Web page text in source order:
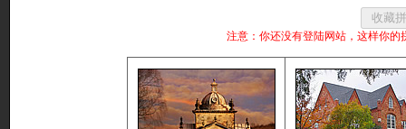
注意：你还没有登陆网站，这样你